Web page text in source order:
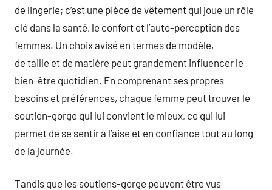
de lingerie; c’est une pièce de vêtement qui joue un rôle
clé dans la santé, le confort et l’auto-perception des
femmes. Un choix avisé en termes de modèle,
de taille et de matière peut grandement influencer le
bien-être quotidien. En comprenant ses propres
besoins et préférences, chaque femme peut trouver le
soutien-gorge qui lui convient le mieux, ce qui lui
permet de se sentir à l’aise et en confiance tout au long
de la journée.
Tandis que les soutiens-gorge peuvent être vus